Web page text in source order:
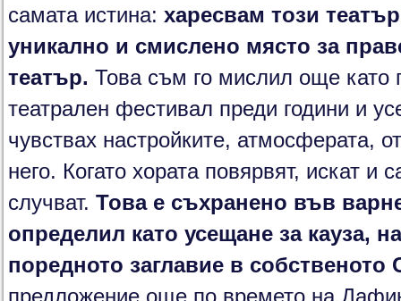
самата истина: харесвам този
уникално и смислено място за
театър. Това съм го мислил още като
театрален фестивал преди години и
чувствах настройките, атмосферата,
него. Когато хората повярвят, искат и
случват. Това е съхранено във
определил като усещане за кауза,
поредното заглавие в собственото